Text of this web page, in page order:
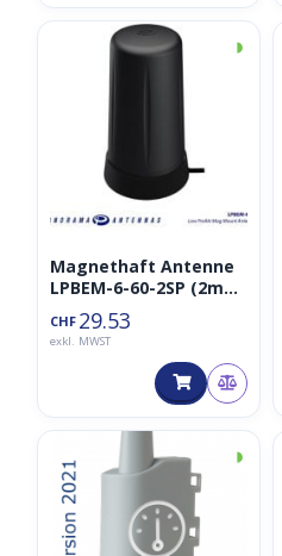
◑
Magnethaft Antenne
LPBEM-6-60-2SP (2m
Kabel)
CHF 29.53
exkl. MWST
◑